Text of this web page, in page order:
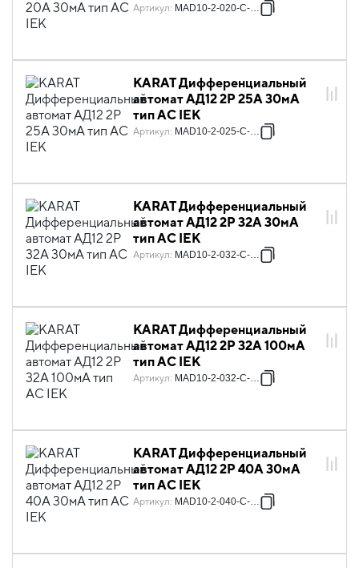
Артикул: MAD10-2-020-C-030
KARAT Дифференциальный
автомат АД12 2P 25А 30мА
тип AC IEK
Артикул: MAD10-2-025-C-030
KARAT Дифференциальный
автомат АД12 2P 32А 30мА
тип AC IEK
Артикул: MAD10-2-032-C-030
KARAT Дифференциальный
автомат АД12 2P 32А 100мА
тип AC IEK
Артикул: MAD10-2-032-C-100
KARAT Дифференциальный
автомат АД12 2P 40А 30мА
тип AC IEK
Артикул: MAD10-2-040-C-030